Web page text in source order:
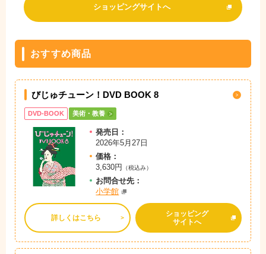
ショッピングサイトへ
おすすめ商品
びじゅチューン！DVD BOOK 8
DVD-BOOK 美術・教養
発売日：
2026年5月27日
価格：
3,630円
（税込み）
お問合せ先：
小学館
詳しくはこちら
ショッピング
サイトへ